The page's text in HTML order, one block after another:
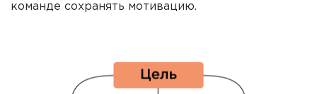
команде сохранять мотивацию.